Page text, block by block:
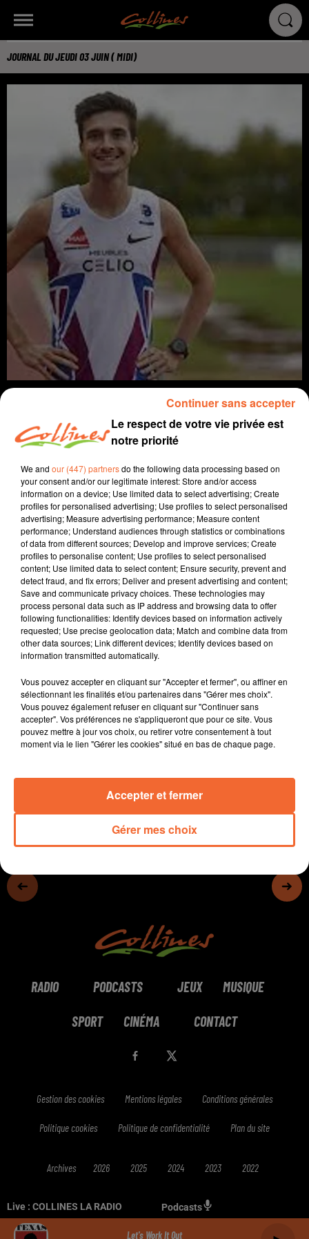
Live : COLLINES LA RADIO Podcasts
Let's Work It Out
JOURNAL DU JEUDI 03 JUIN ( MIDI)
Infos
3 juin 2021 - 14 min 29 sec
JOURNAL DU JEUDI 03 JUIN ( MIDI)
Patrice Bémanangy
L'info près de chez vous
Présenté par Bémanangy
Le sbaciste Hugo Hay participera aux JO de Tokyo cet
été.
Deux cyclistes deux-sévriens, atteints d'un handicap
vont gravir le Col de l'Aubisque demain.
Les nouvelles orientations de la PAC défavorables aux
agriculteurs bio.
L'ESIAM à Mauléon ouvre ses portes cette fin de
semaine.
0:00 14 min 29 sec
RADIO PODCASTS JEUX MUSIQUE
SPORT CINÉMA CONTACT
Gestion des cookies Mentions légales Conditions générales
Politique cookies Politique de confidentialité Plan du site
Archives 2026 2025 2024 2023 2022
Le respect de votre vie privée est
notre priorité
We and our (447) partnersdo the following data processing based on
your consent and/or our legitimate interest: Store and/or access
information on a device; Use limited data to select advertising; Create
profiles for personalised advertising; Use profiles to select personalised
advertising; Measure advertising performance; Measure content
performance; Understand audiences through statistics or combinations
of data from different sources; Develop and improve services; Create
profiles to personalise content; Use profiles to select personalised
content; Use limited data to select content; Ensure security, prevent and
detect fraud, and fix errors; Deliver and present advertising and content;
Save and communicate privacy choices. These technologies may
process personal data such as IP address and browsing data to offer
following functionalities: Identify devices based on information actively
requested; Use precise geolocation data; Match and combine data from
other data sources; Link different devices; Identify devices based on
information transmitted automatically.
Vous pouvez accepter en cliquant sur "Accepter et fermer", ou affiner en
sélectionnant les finalités et/ou partenaires dans "Gérer mes choix".
Vous pouvez également refuser en cliquant sur "Continuer sans
accepter". Vos préférences ne s'appliqueront que pour ce site. Vous
pouvez mettre à jour vos choix, ou retirer votre consentement à tout
moment via le lien "Gérer les cookies" situé en bas de chaque page.
Gérer mes choix
Accepter et fermer
Continuer sans accepter